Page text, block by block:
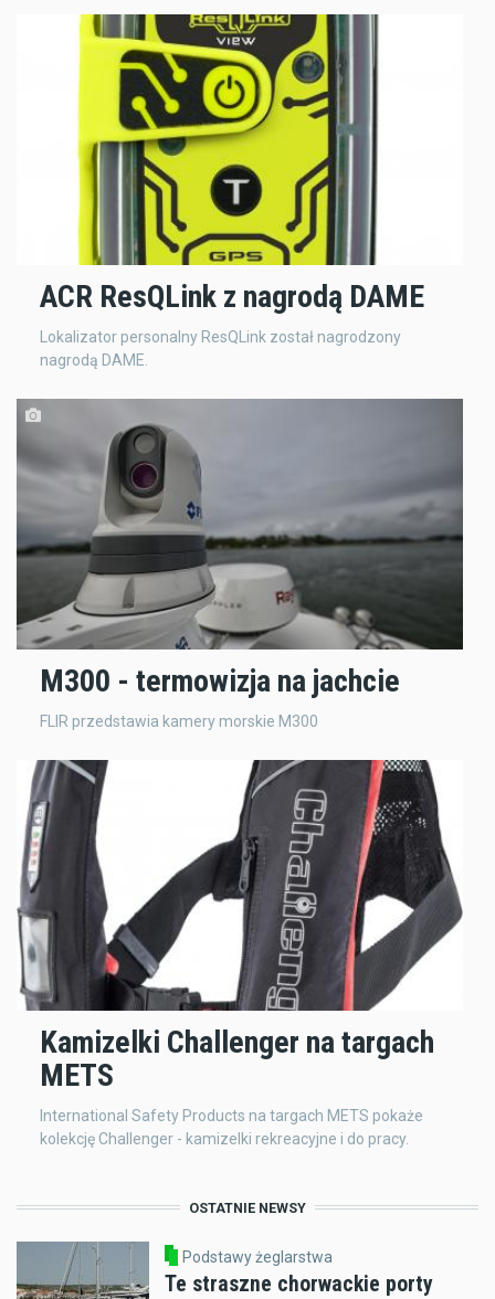
ACR ResQLink z nagrodą DAME
Lokalizator personalny ResQLink został nagrodzony
nagrodą DAME.
M300 - termowizja na jachcie
FLIR przedstawia kamery morskie M300
Kamizelki Challenger na targach
METS
International Safety Products na targach METS pokaże
kolekcję Challenger - kamizelki rekreacyjne i do pracy.
OSTATNIE NEWSY
Podstawy żeglarstwa
Te straszne chorwackie porty